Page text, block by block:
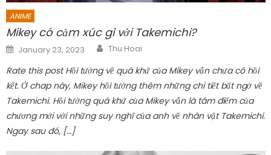
ANIME
Mikey có cảm xúc gì với Takemichi?
Posted
on
January 23, 2023 Author
Thu Hoai
Rate this post Hồi tưởng về quá khứ của Mikey vẫn chưa có hồi
kết. Ở chap này, Mikey hồi tưởng thêm những chi tiết bất ngờ về
Takemichi. Hồi tưởng quá khứ của Mikey vẫn là tâm điểm của
chương mới với những suy nghĩ của anh về nhân vật Takemichi.
Ngay sau đó, […]